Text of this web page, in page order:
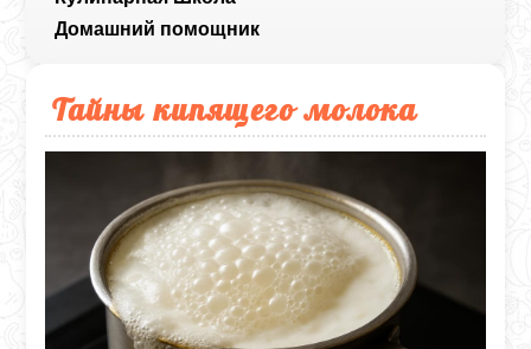
Домашний помощник
Тайны кипящего молока